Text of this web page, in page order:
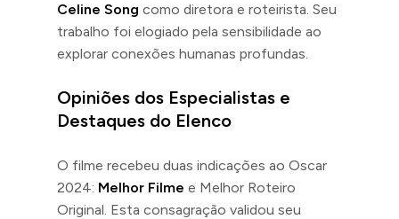
Celine Song como diretora e roteirista. Seu
trabalho foi elogiado pela sensibilidade ao
explorar conexões humanas profundas.
Opiniões dos Especialistas e
Destaques do Elenco
O filme recebeu duas indicações ao Oscar
2024: Melhor Filme e Melhor Roteiro
Original. Esta consagração validou seu